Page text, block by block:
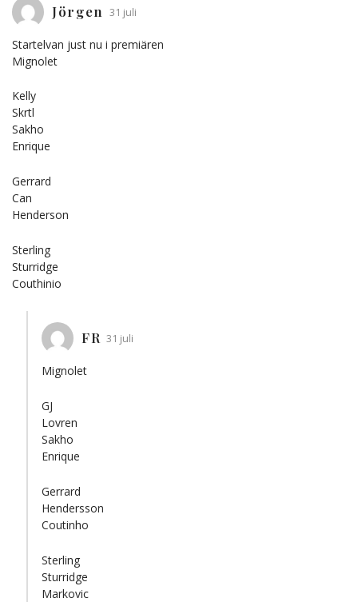
Jörgen 31 juli
Startelvan just nu i premiären
Mignolet
Kelly
Skrtl
Sakho
Enrique
Gerrard
Can
Henderson
Sterling
Sturridge
Couthinio
FR 31 juli
Mignolet
GJ
Lovren
Sakho
Enrique
Gerrard
Hendersson
Coutinho
Sterling
Sturridge
Markovic